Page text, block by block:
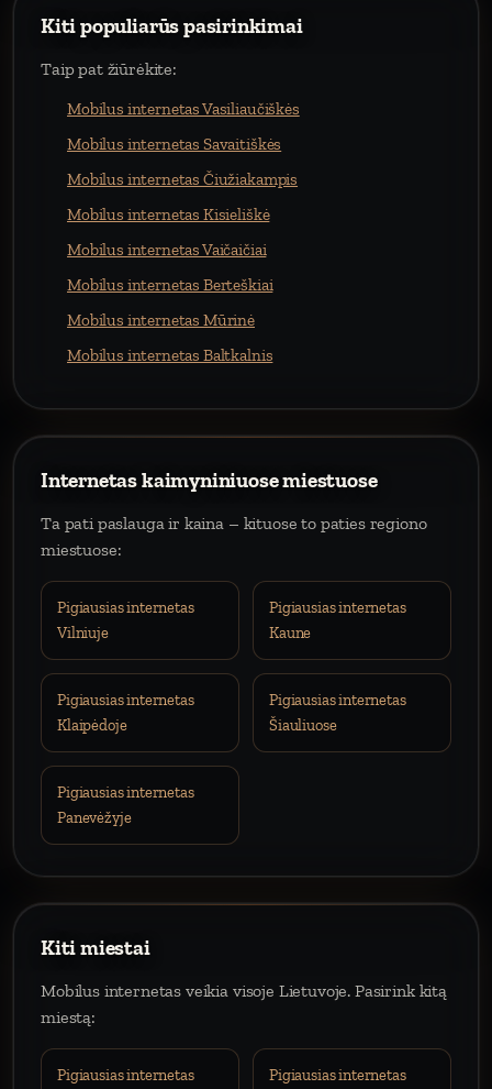
Kiti populiarūs pasirinkimai
Taip pat žiūrėkite:
Mobilus internetas Vasiliaučiškės
Mobilus internetas Savaitiškės
Mobilus internetas Čiužiakampis
Mobilus internetas Kisieliškė
Mobilus internetas Vaičaičiai
Mobilus internetas Berteškiai
Mobilus internetas Mūrinė
Mobilus internetas Baltkalnis
Internetas kaimyniniuose miestuose
Ta pati paslauga ir kaina – kituose to paties regiono
miestuose:
Pigiausias internetas
Vilniuje
Pigiausias internetas
Kaune
Pigiausias internetas
Klaipėdoje
Pigiausias internetas
Šiauliuose
Pigiausias internetas
Panevėžyje
Kiti miestai
Mobilus internetas veikia visoje Lietuvoje. Pasirink kitą
miestą:
Pigiausias internetas
Pigiausias internetas